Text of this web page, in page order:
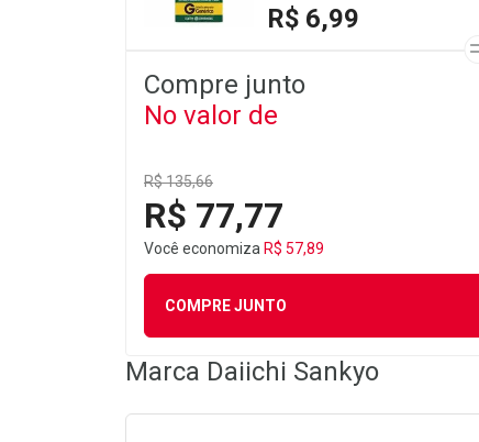
R$ 6,99
Compre junto
No valor de
R$ 135,66
R$ 77,77
Você economiza R$ 57,89
COMPRE JUNTO
Marca Daiichi Sankyo